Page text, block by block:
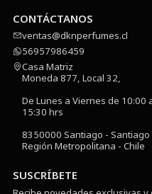
CONTÁCTANOS
ventas@dknperfumes.cl
56957986459
Casa Matriz
Moneda 877, Local 32,
De Lunes a Viernes de 10:00
15:30 hrs
8350000 Santiago - Santiago
Región Metropolitana - Chile
SUSCRÍBETE